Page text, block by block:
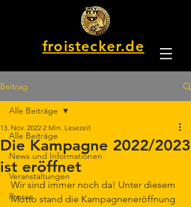
froistecker.de
Beitrag
Alle Beiträge
News und Informationen
Veranstaltungen
Presse
Alle Beiträge
Die Kampagne 2022/2023
ist eröffnet
13. Nov. 2022 2 Min. Lesezeit
Wir sind immer noch da! Unter diesem
Motto stand die Kampagneneröffnung